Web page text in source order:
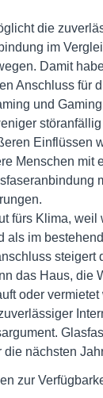
die
im
Damit
Anschluss für
und
Einflüssen
Menschen mit
fürs Klima, weil
als im
steigert
das Haus, die
oder
die nächsten
zur